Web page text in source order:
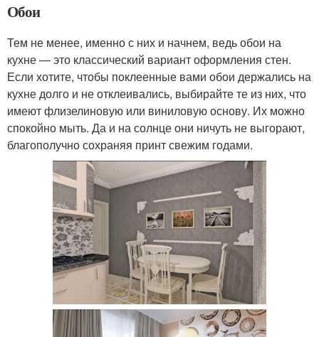
Обои
Тем не менее, именно с них и начнем, ведь обои на
кухне — это классический вариант оформления стен.
Если хотите, чтобы поклеенные вами обои держались на
кухне долго и не отклеивались, выбирайте те из них, что
имеют флизелиновую или виниловую основу. Их можно
спокойно мыть. Да и на солнце они ничуть не выгорают,
благополучно сохраняя принт свежим годами.